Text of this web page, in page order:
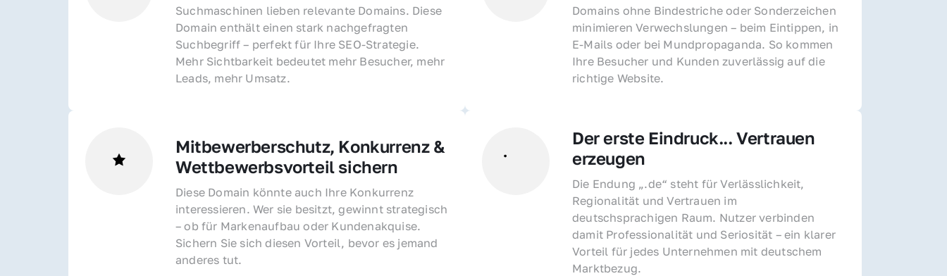
Suchmaschinen lieben relevante Domains. Diese
Domain enthält einen stark nachgefragten
Suchbegriff – perfekt für Ihre SEO-Strategie.
Mehr Sichtbarkeit bedeutet mehr Besucher, mehr
Leads, mehr Umsatz.
Domains ohne Bindestriche oder Sonderzeichen
minimieren Verwechslungen – beim Eintippen, in
E-Mails oder bei Mundpropaganda. So kommen
Ihre Besucher und Kunden zuverlässig auf die
richtige Website.
Mitbewerberschutz, Konkurrenz &
Wettbewerbsvorteil sichern
Diese Domain könnte auch Ihre Konkurrenz
interessieren. Wer sie besitzt, gewinnt strategisch
– ob für Markenaufbau oder Kundenakquise.
Sichern Sie sich diesen Vorteil, bevor es jemand
anderes tut.
Der erste Eindruck... Vertrauen
erzeugen
Die Endung „.de“ steht für Verlässlichkeit,
Regionalität und Vertrauen im
deutschsprachigen Raum. Nutzer verbinden
damit Professionalität und Seriosität – ein klarer
Vorteil für jedes Unternehmen mit deutschem
Marktbezug.